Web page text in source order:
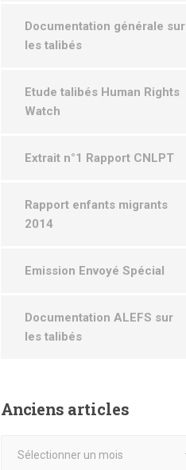
Documentation générale sur
les talibés
Etude talibés Human Rights
Watch
Extrait n°1 Rapport CNLPT
Rapport enfants migrants
2014
Emission Envoyé Spécial
Documentation ALEFS sur
les talibés
Anciensarticles